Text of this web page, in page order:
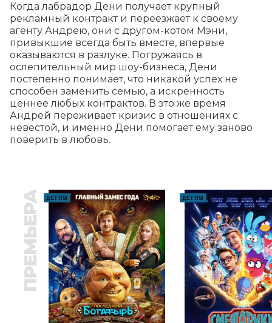
Когда лабрадор Дени получает крупный
рекламный контракт и переезжает к своему
агенту Андрею, они с другом-котом Мэни,
привыкшие всегда быть вместе, впервые
оказываются в разлуке. Погружаясь в
ослепительный мир шоу-бизнеса, Дени
постепенно понимает, что никакой успех не
способен заменить семью, а искренность
ценнее любых контрактов. В это же время
Андрей переживает кризис в отношениях с
невестой, и именно Дени помогает ему заново
поверить в любовь.
ПРЕМЬЕРА ДЕТЯМ ДЕТЯМ